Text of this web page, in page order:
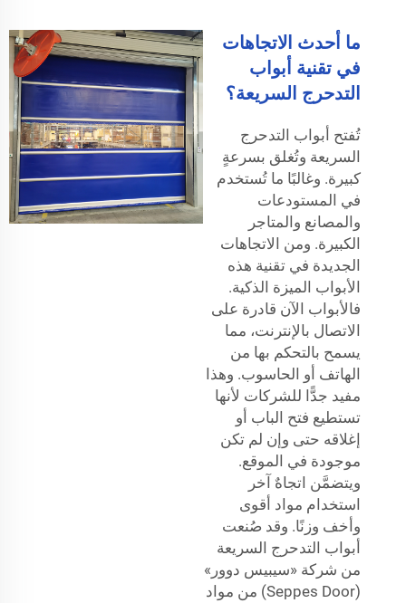
ما أحدث الاتجاهات
في تقنية أبواب
التدحرج السريعة؟
تُفتح أبواب التدحرج
السريعة وتُغلق بسرعةٍ
كبيرة. وغالبًا ما تُستخدم
في المستودعات
والمصانع والمتاجر
الكبيرة. ومن الاتجاهات
الجديدة في تقنية هذه
الأبواب الميزة الذكية.
فالأبواب الآن قادرة على
الاتصال بالإنترنت، مما
يسمح بالتحكم بها من
الهاتف أو الحاسوب. وهذا
مفيد جدًّا للشركات لأنها
تستطيع فتح الباب أو
إغلاقه حتى وإن لم تكن
موجودة في الموقع.
ويتضمَّن اتجاهٌ آخر
استخدام مواد أقوى
وأخف وزنًا. وقد صُنعت
أبواب التدحرج السريعة
من شركة «سيبيس دوور»
(Seppes Door) من مواد